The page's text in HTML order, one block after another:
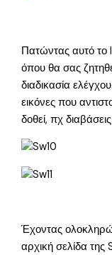
Πατώντας αυτό το
όπου θα σας
διαδικασία
εικόνες που
δοθεί, πχ
Έχοντας
αρχική σελίδα